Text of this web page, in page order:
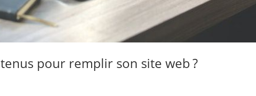
pour remplir son site web ?